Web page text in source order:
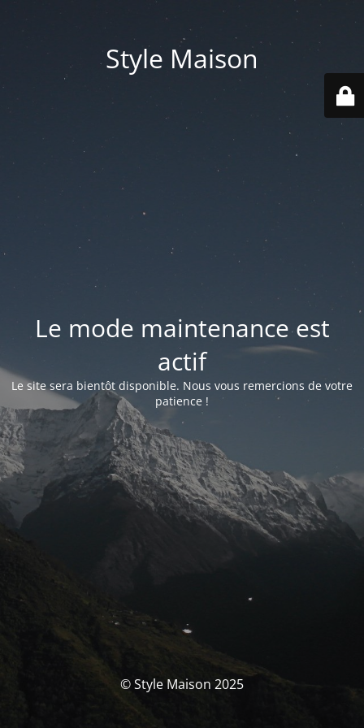
Style Maison
Le mode maintenance est
actif
Le site sera bientôt disponible. Nous vous remercions de votre
patience !
© Style Maison 2025